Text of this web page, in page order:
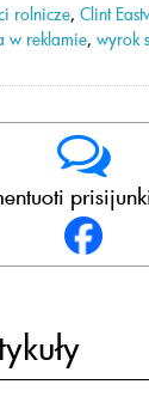
rolnicze, Clint
w reklamie, wyrok